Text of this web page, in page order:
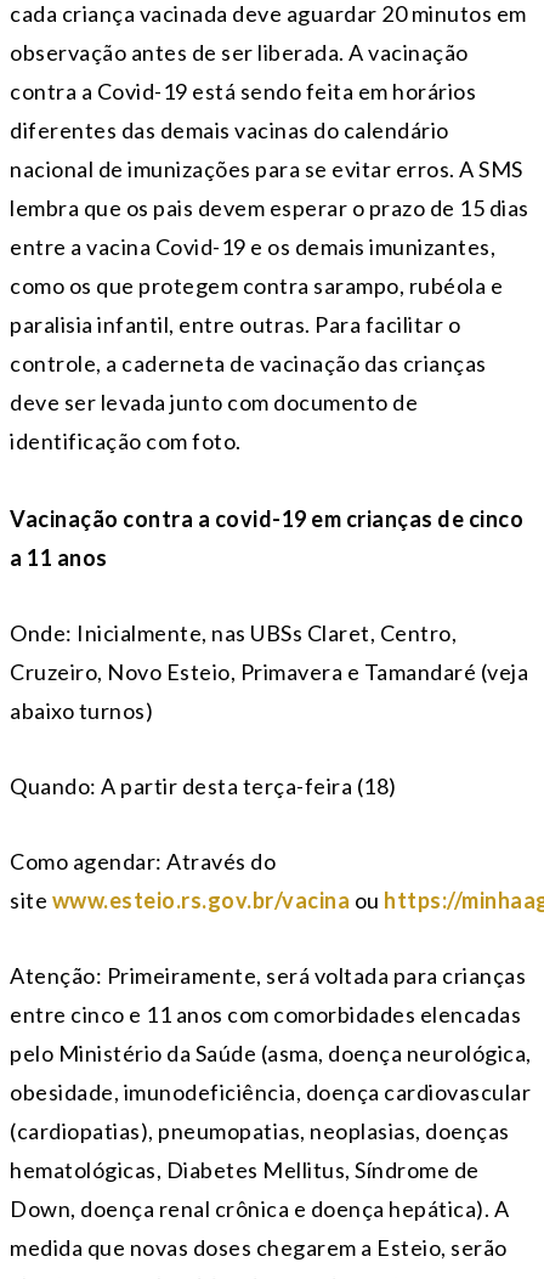
cada criança vacinada deve aguardar 20 minutos em
observação antes de ser liberada. A vacinação
contra a Covid-19 está sendo feita em horários
diferentes das demais vacinas do calendário
nacional de imunizações para se evitar erros. A SMS
lembra que os pais devem esperar o prazo de 15 dias
entre a vacina Covid-19 e os demais imunizantes,
como os que protegem contra sarampo, rubéola e
paralisia infantil, entre outras. Para facilitar o
controle, a caderneta de vacinação das crianças
deve ser levada junto com documento de
identificação com foto.
Vacinação contra a covid-19 em crianças de cinco
a 11 anos
Onde: Inicialmente, nas UBSs Claret, Centro,
Cruzeiro, Novo Esteio, Primavera e Tamandaré (veja
abaixo turnos)
Quando: A partir desta terça-feira (18)
Como agendar: Através do
site www.esteio.rs.gov.br/vacina ou https://
Atenção: Primeiramente, será voltada para crianças
entre cinco e 11 anos com comorbidades elencadas
pelo Ministério da Saúde (asma, doença neurológica,
obesidade, imunodeficiência, doença cardiovascular
(cardiopatias), pneumopatias, neoplasias, doenças
hematológicas, Diabetes Mellitus, Síndrome de
Down, doença renal crônica e doença hepática). A
medida que novas doses chegarem a Esteio, serão